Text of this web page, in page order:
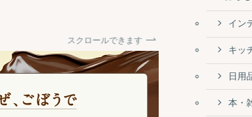
スクロールできます
イン
キッ
日用
本・